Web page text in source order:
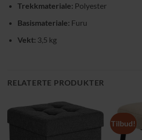
Trekkmateriale: Polyester
Basismateriale: Furu
Vekt: 3,5 kg
RELATERTE PRODUKTER
Tilbud!